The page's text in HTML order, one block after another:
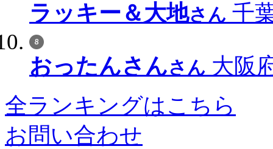
ラッキー＆大地さん 千
おったんさんさん 大阪
全ランキングはこちら
お問い合わせ